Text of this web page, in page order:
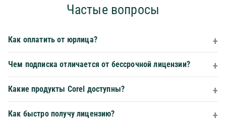
Частые вопросы
Как оплатить от юрлица?
Чем подписка отличается от бессрочной лицензии?
Какие продукты Corel доступны?
Как быстро получу лицензию?